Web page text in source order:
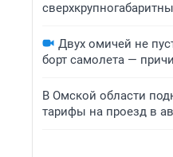
Двух омичей не
борт самолета —
В Омской области
тарифы на проезд в